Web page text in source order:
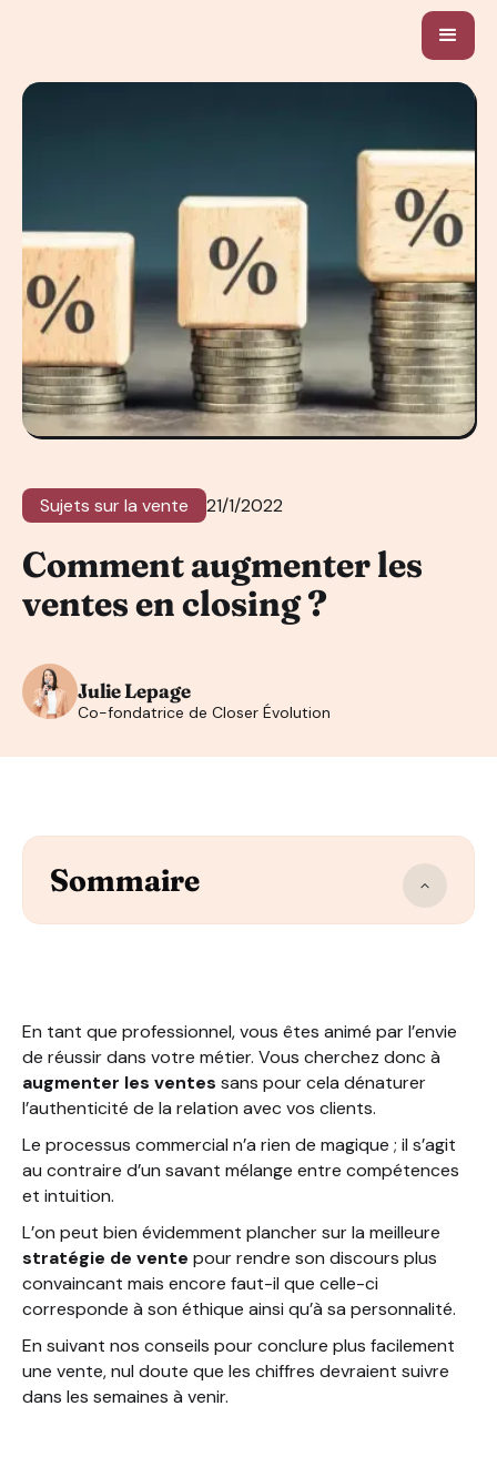
Sujets sur la vente 21/1/2022
Comment augmenter les
ventes en closing ?
Julie Lepage
Co-fondatrice de Closer Évolution
Sommaire
En tant que professionnel, vous êtes animé par l’envie
de réussir dans votre métier. Vous cherchez donc à
augmenter les ventes sans pour cela dénaturer
l’authenticité de la relation avec vos clients.
Le processus commercial n’a rien de magique ; il s’agit
au contraire d’un savant mélange entre compétences
et intuition.
L’on peut bien évidemment plancher sur la meilleure
stratégie de vente pour rendre son discours plus
convaincant mais encore faut-il que celle-ci
corresponde à son éthique ainsi qu’à sa personnalité.
En suivant nos conseils pour conclure plus facilement
une vente, nul doute que les chiffres devraient suivre
dans les semaines à venir.